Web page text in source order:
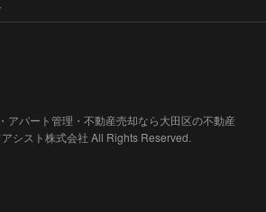
アパート管理・不動産売却なら大田区の不動産
シスト株式会社 All Rights Reserved.